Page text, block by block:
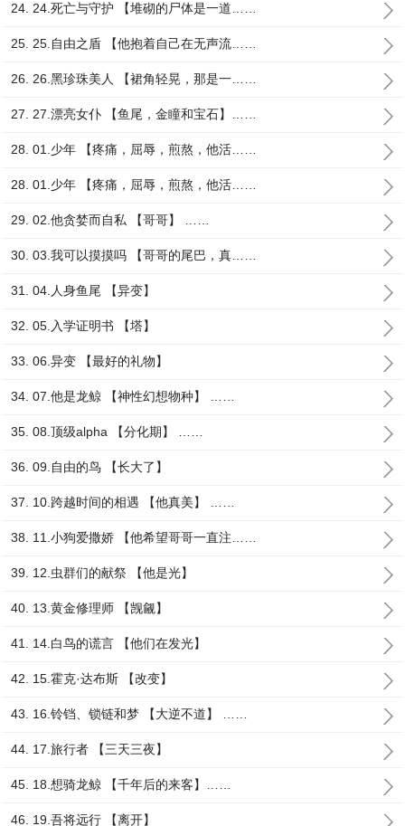
24. 24.死亡与守护 【堆砌的尸体是一道……
25. 25.自由之盾 【他抱着自己在无声流……
26. 26.黑珍珠美人 【裙角轻晃，那是一……
27. 27.漂亮女仆 【鱼尾，金瞳和宝石】……
28. 01.少年 【疼痛，屈辱，煎熬，他活……
28. 01.少年 【疼痛，屈辱，煎熬，他活……
29. 02.他贪婪而自私 【哥哥】 ……
30. 03.我可以摸摸吗 【哥哥的尾巴，真……
31. 04.人身鱼尾 【异变】
32. 05.入学证明书 【塔】
33. 06.异变 【最好的礼物】
34. 07.他是龙鲸 【神性幻想物种】 ……
35. 08.顶级alpha 【分化期】 ……
36. 09.自由的鸟 【长大了】
37. 10.跨越时间的相遇 【他真美】 ……
38. 11.小狗爱撒娇 【他希望哥哥一直注……
39. 12.虫群们的献祭 【他是光】
40. 13.黄金修理师 【觊觎】
41. 14.白鸟的谎言 【他们在发光】
42. 15.霍克·达布斯 【改变】
43. 16.铃铛、锁链和梦 【大逆不道】 ……
44. 17.旅行者 【三天三夜】
45. 18.想骑龙鲸 【千年后的来客】……
46. 19.吾将远行 【离开】